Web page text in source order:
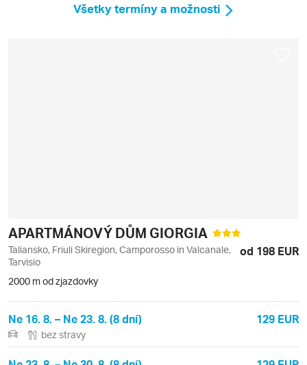
Všetky termíny a možnosti
APARTMÁNOVÝ DŮM GIORGIA
Taliansko, Friuli Skiregion, Camporosso in Valcanale,
Tarvisio
od 198 EUR
2000 m od zjazdovky
Ne 16. 8. – Ne 23. 8. (8 dní) 129 EUR
bez stravy